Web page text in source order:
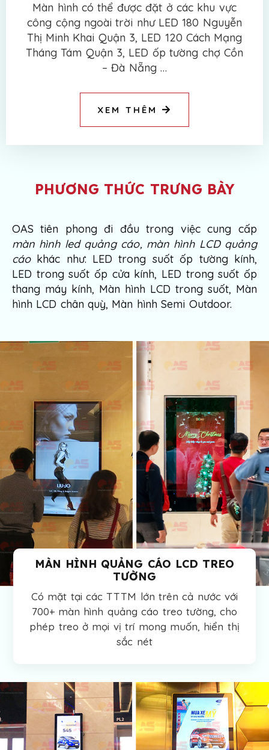
Màn hình có thể được đặt ở các khu vực
công cộng ngoài trời như LED 180 Nguyễn
Thị Minh Khai Quận 3, LED 120 Cách Mạng
Tháng Tám Quận 3, LED ốp tường chợ Cồn
– Đà Nẵng …
XEM THÊM
PHƯƠNG THỨC TRƯNG BÀY
OAS tiên phong đi đầu trong việc cung cấp
màn hình led quảng cáo, màn hình LCD quảng
cáokhác như: LED trong suốt ốp tường kính,
LED trong suốt ốp cửa kính, LED trong suốt ốp
thang máy kính, Màn hình LCD trong suốt, Màn
hình LCD chân quỳ, Màn hình Semi Outdoor.
MÀN HÌNH QUẢNG CÁO LCD TREO
TƯỜNG
Có mặt tại các TTTM lớn trên cả nước với
700+ màn hình quảng cáo treo tường, cho
phép treo ở mọi vị trí mong muốn, hiển thị
sắc nét